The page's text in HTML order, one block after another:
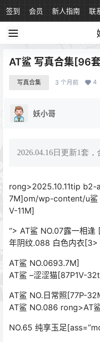
签到 会员 新人指南 联
AT鲨 写真合集[96
写真合集 3 个月前 4
妖小哥
2026.04.16日更新1套，
rong>2025.10.11tip
7M]om/wp-content/u鲨
V-11M]
“> AT鲨 NO.07露一相逢
年阴纹.088 白色内衣[3>
AT鲨 NO.0693.7M]
AT鲨 –涩涩猫[87P1V-
AT鲨 NO.日常照[77P-
AT鲨 NO.086 rong>AT
NO.65 纯享玉足